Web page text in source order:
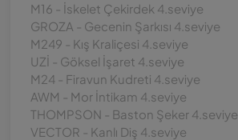
M16 - İskelet Çekirdek 4.seviye
GROZA - Gecenin Şarkısı 4.seviye
M249 - Kış Kraliçesi 4.seviye
UZİ - Göksel İşaret 4.seviye
M24 - Firavun Kudreti 4.seviye
AWM - Mor İntikam 4.seviye
THOMPSON - Baston Şeker 4.seviye
VECTOR - Kanlı Diş 4.seviye